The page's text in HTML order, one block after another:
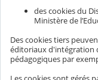
des cookies du
Ministère de
Des cookies tiers
éditoriaux d'intégration
pédagogiques par